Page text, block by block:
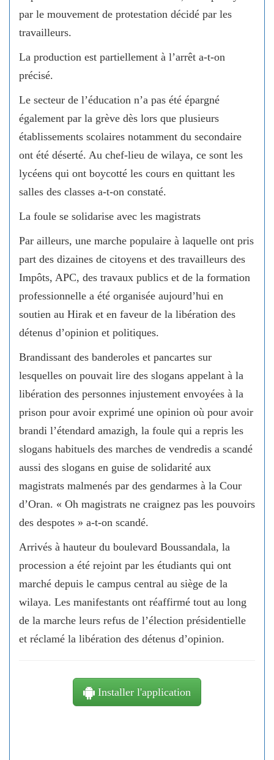
par le mouvement de protestation décidé par les
travailleurs.
La production est partiellement à l’arrêt a-t-on
précisé.
Le secteur de l’éducation n’a pas été épargné
également par la grève dès lors que plusieurs
établissements scolaires notamment du secondaire
ont été déserté. Au chef-lieu de wilaya, ce sont les
lycéens qui ont boycotté les cours en quittant les
salles des classes a-t-on constaté.
La foule se solidarise avec les magistrats
Par ailleurs, une marche populaire à laquelle ont pris
part des dizaines de citoyens et des travailleurs des
Impôts, APC, des travaux publics et de la formation
professionnelle a été organisée aujourd’hui en
soutien au Hirak et en faveur de la libération des
détenus d’opinion et politiques.
Brandissant des banderoles et pancartes sur
lesquelles on pouvait lire des slogans appelant à la
libération des personnes injustement envoyées à la
prison pour avoir exprimé une opinion où pour avoir
brandi l’étendard amazigh, la foule qui a repris les
slogans habituels des marches de vendredis a scandé
aussi des slogans en guise de solidarité aux
magistrats malmenés par des gendarmes à la Cour
d’Oran. « Oh magistrats ne craignez pas les pouvoirs
des despotes » a-t-on scandé.
Arrivés à hauteur du boulevard Boussandala, la
procession a été rejoint par les étudiants qui ont
marché depuis le campus central au siège de la
wilaya. Les manifestants ont réaffirmé tout au long
de la marche leurs refus de l’élection présidentielle
et réclamé la libération des détenus d’opinion.
Installer l'application